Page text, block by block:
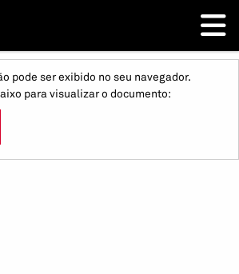
pode ser exibido no seu navegador.
para visualizar o documento: